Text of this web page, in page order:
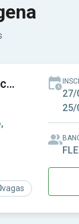
vagas
SEC-BA - Secretaria de Educação do Estado da Bahia
27/
25/